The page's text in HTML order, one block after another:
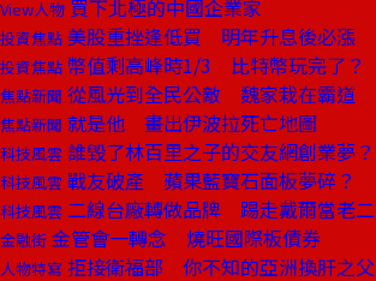
View人物 買下北極的中國企業家
投資焦點 美股重挫逢低買 明年升息後必漲
投資焦點 幣值剩高峰時1/3 比特幣玩完了？
焦點新聞 從風光到全民公敵 魏家栽在霸道
焦點新聞 就是他 畫出伊波拉死亡地圖
科技風雲 誰毀了林百里之子的交友網創業夢？
科技風雲 戰友破產 蘋果藍寶石面板夢碎？
科技風雲 二線台廠轉做品牌 踢走戴爾當老二
金融街 金管會一轉念 燒旺國際板債券
人物特寫 拒接衛福部 你不知的亞洲換肝之父